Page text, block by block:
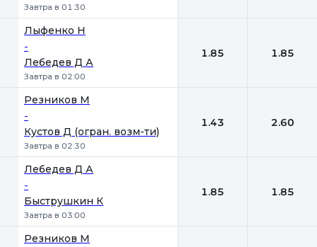
Завтра в 01:30
Лыфенко Н
-
Лебедев Д А
Завтра в 02:00
1.85 1.85
Резников М
-
Кустов Д (огран. возм-ти)
Завтра в 02:30
1.43 2.60
Лебедев Д А
-
Быструшкин К
Завтра в 03:00
1.85 1.85
Резников М